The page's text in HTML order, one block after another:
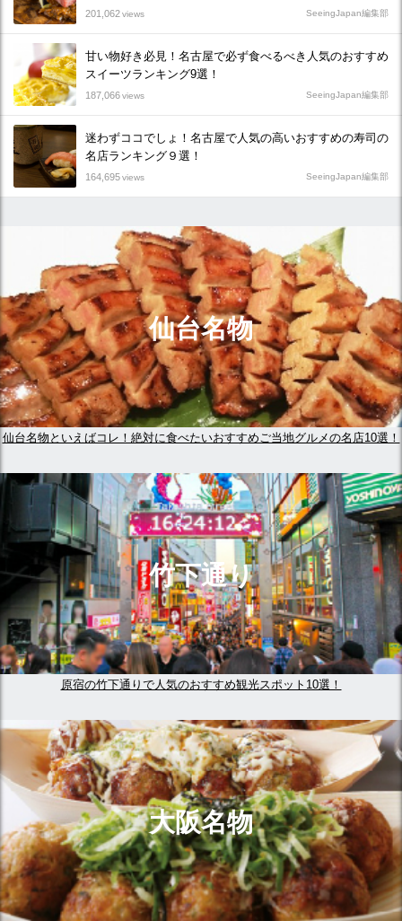
201,062views SeeingJapan編集部
甘い物好き必見！名古屋で必ず食べるべき人気のおすすめ
スイーツランキング9選！
187,066views SeeingJapan編集部
迷わずココでしょ！名古屋で人気の高いおすすめの寿司の
名店ランキング９選！
164,695views SeeingJapan編集部
仙台名物
仙台名物といえばコレ！絶対に食べたいおすすめご当地グルメの名店10選！
竹下通り
原宿の竹下通りで人気のおすすめ観光スポット10選！
大阪名物